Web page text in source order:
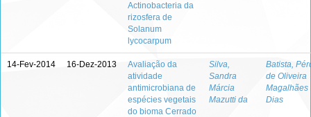
Actinobacteria da
rizosfera de
Solanum
lycocarpum
14-Fev-2014 16-Dez-2013
Avaliação da
atividade
antimicrobiana de
espécies vegetais
do bioma Cerrado
Silva,
Sandra
Márcia
Mazutti da
Batista,
de Oliveira
Magalhães
Dias